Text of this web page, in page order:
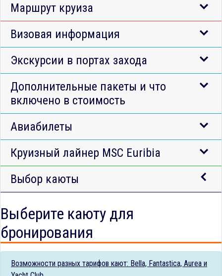
Маршрут круиза
Визовая информация
Экскурсии в портах захода
Дополнительные пакеты и что
включено в стоимость
Авиабилеты
Круизный лайнер MSC Euribia
Выбор каюты
Выберите каюту для
бронирования
Возможности разных тарифов кают: Bella, Fantastica, Aurea и